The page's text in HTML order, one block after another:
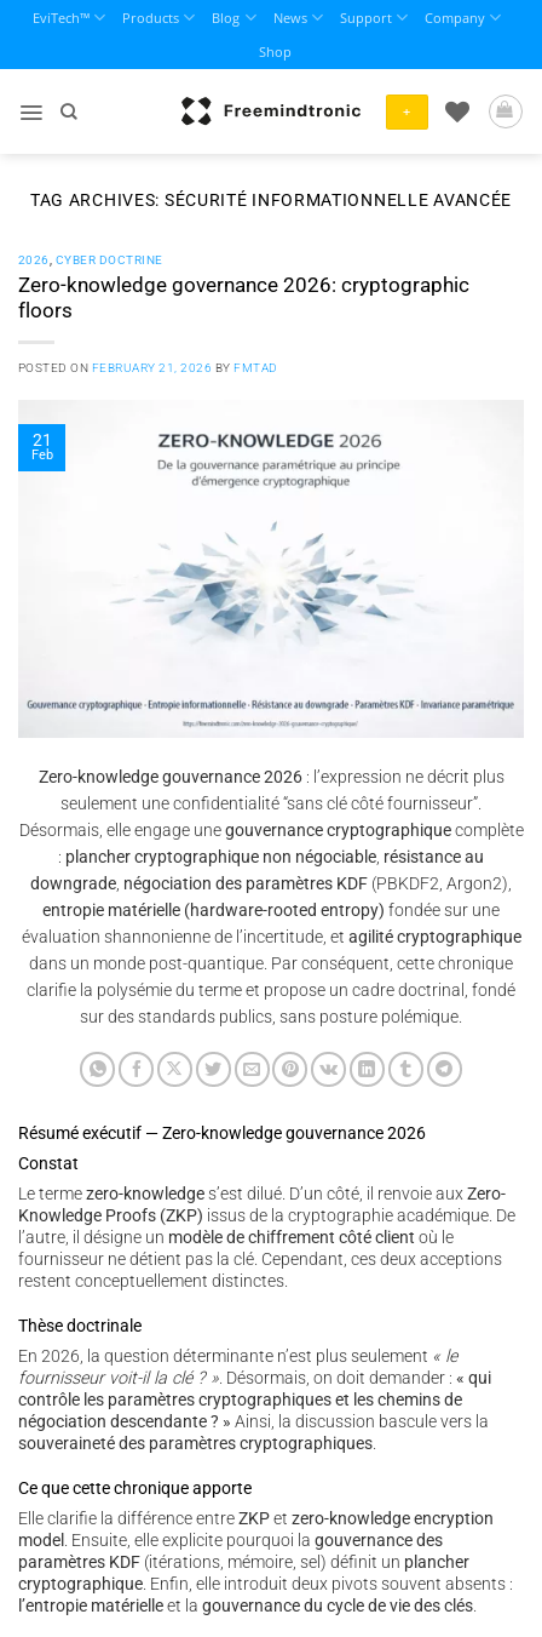
content
EviTech™ Products Blog News Support
Company
Shop
+
TAG ARCHIVES: SÉCURITÉ INFORMATIONNELLE AVANCÉE
2026 CYBER DOCTRINE
Zero-knowledge governance 2026: cryptographic
floors
POSTED ON FEBRUARY 21, 2026 BYFMTAD
21
Feb
Zero-knowledge gouvernance 2026: l’expression ne décrit plus
seulement une confidentialité “sans clé côté fournisseur”.
Désormais, elle engage unegouvernance cryptographiquecomplète
: plancher cryptographique non négociable résistance au
downgrade négociation des paramètres KDF (PBKDF2, Argon2),
entropie matérielle (hardware-rooted entropy) fondée sur une
évaluation shannonienne de l’incertitude, et agilité cryptographique
dans un monde post-quantique. Par conséquent, cette chronique
clarifie la polysémie du terme et propose un cadre doctrinal, fondé
sur des standards publics, sans posture polémique.
Résumé exécutif — Zero-knowledge gouvernance 2026
Constat
Le termezero-knowledges’est dilué. D’un côté, il renvoie auxZero-
Knowledge Proofs (ZKP) issus de la cryptographie académique. De
l’autre, il désigne un modèle de chiffrement côté client où le
fournisseur ne détient pas la clé. Cependant, ces deux acceptions
restent conceptuellement distinctes.
Thèse doctrinale
En 2026, la question déterminante n’est plus seulement « le
fournisseur voit-il la clé ? ». Désormais, on doit demander : « qui
contrôle les paramètres cryptographiques et les chemins de
négociation descendante ? » Ainsi, la discussion bascule vers la
souveraineté des paramètres cryptographiques.
Ce que cette chronique apporte
Elle clarifie la différence entreZKPet zero-knowledge encryption
model . Ensuite, elle explicite pourquoi la gouvernance des
paramètres KDF (itérations, mémoire, sel) définit un plancher
cryptographique. Enfin, elle introduit deux pivots souvent absents :
l’entropie matérielleet la gouvernance du cycle de vie des clés.